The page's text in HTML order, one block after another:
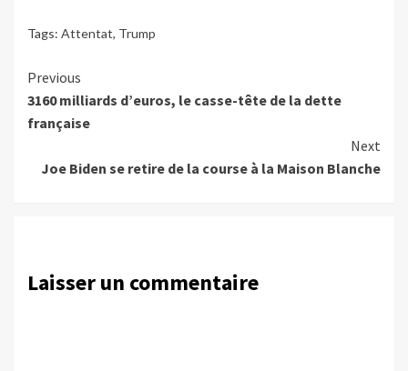
Tags: Attentat, Trump
Continue
Reading
Previous
3160 milliards d’euros, le casse-tête de la dette
française
Next
Joe Biden se retire de la course à la Maison Blanche
Laisser un commentaire